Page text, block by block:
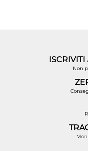
ISCRIVITI
Non